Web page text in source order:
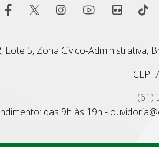
Lote 5, Zona Cívico-Administrativa,
CEP:
(61)
das 9h às 19h -